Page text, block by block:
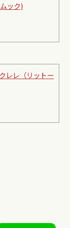
ック)
レレ（リットー